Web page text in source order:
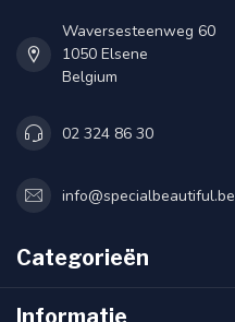
Waversesteenweg 60
1050 Elsene
Belgium
02 324 86 30
info@specialbeautiful.be
Categorieën
Informatie